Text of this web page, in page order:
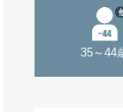
35～44